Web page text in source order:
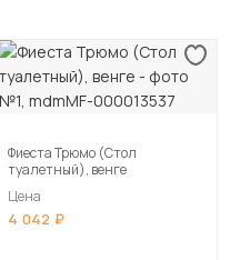
Фиеста Трюмо (Стол
туалетный), венге
Цена
4 042